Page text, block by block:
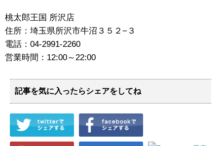
桃太郎王国 所沢店
住所：埼玉県所沢市牛沼３５２−３
電話：04-2991-2260
営業時間：12:00～22:00
記事を気に入ったらシェアをしてね